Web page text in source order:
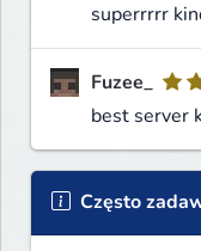
superrrrr
Fuzee_
best server
Często